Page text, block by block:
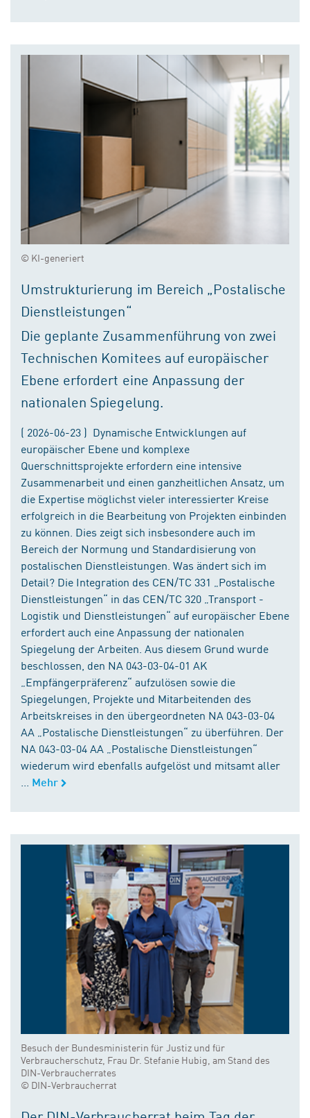
© KI-generiert
Umstrukturierung im Bereich „Postalische
Dienstleistungen“
Die geplante Zusammenführung von zwei
Technischen Komitees auf europäischer
Ebene erfordert eine Anpassung der
nationalen Spiegelung.
( 2026-06-23 ) Dynamische Entwicklungen auf
europäischer Ebene und komplexe
Querschnittsprojekte erfordern eine intensive
Zusammenarbeit und einen ganzheitlichen Ansatz, um
die Expertise möglichst vieler interessierter Kreise
erfolgreich in die Bearbeitung von Projekten einbinden
zu können. Dies zeigt sich insbesondere auch im
Bereich der Normung und Standardisierung von
postalischen Dienstleistungen. Was ändert sich im
Detail? Die Integration des CEN/TC 331 „Postalische
Dienstleistungen“ in das CEN/TC 320 „Transport -
Logistik und Dienstleistungen“ auf europäischer Ebene
erfordert auch eine Anpassung der nationalen
Spiegelung der Arbeiten. Aus diesem Grund wurde
beschlossen, den NA 043-03-04-01 AK
„Empfängerpräferenz“ aufzulösen sowie die
Spiegelungen, Projekte und Mitarbeitenden des
Arbeitskreises in den übergeordneten NA 043-03-04
AA „Postalische Dienstleistungen“ zu überführen. Der
NA 043-03-04 AA „Postalische Dienstleistungen“
wiederum wird ebenfalls aufgelöst und mitsamt aller
Mehr
Besuch der Bundesministerin für Justiz und für
Verbraucherschutz, Frau Dr. Stefanie Hubig, am Stand des
DIN-Verbraucherrates
© DIN-Verbraucherrat